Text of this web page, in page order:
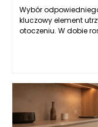
Wybór
kluczowy element
otoczeniu. W dobie
które pomogą w